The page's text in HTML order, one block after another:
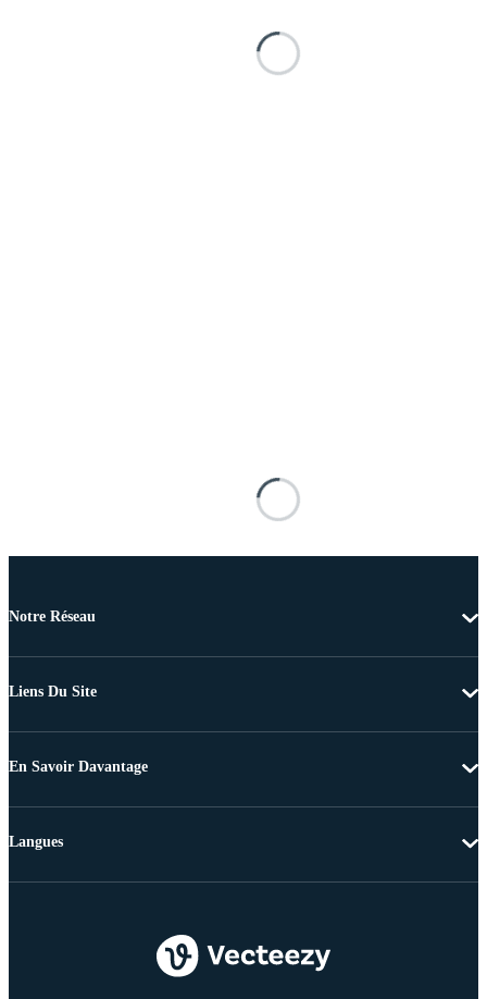
Notre Réseau
Liens Du Site
En Savoir Davantage
Langues